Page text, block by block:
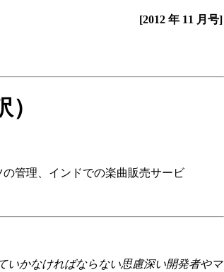
[2012 年 11 月号]
の管理、インドでの楽曲販売サービ
いかなければならない思慮深い開発者やマ